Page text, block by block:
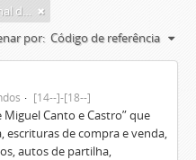
Biblioteca Pública e Arquivo Regional de Ponta Delgada
por: Código de referência
[14--]-[18--]
Canto e Castro” que
escrituras de compra e venda,
autos de partilha,